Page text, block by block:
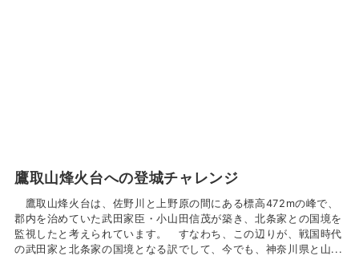
鷹取山烽火台への登城チャレンジ
鷹取山烽火台は、佐野川と上野原の間にある標高472mの峰で、
郡内を治めていた武田家臣・小山田信茂が築き、北条家との国境を
監視したと考えられています。 すなわち、この辺りが、戦国時代
の武田家と北条家の国境となる訳でして、今でも、神奈川県と山...